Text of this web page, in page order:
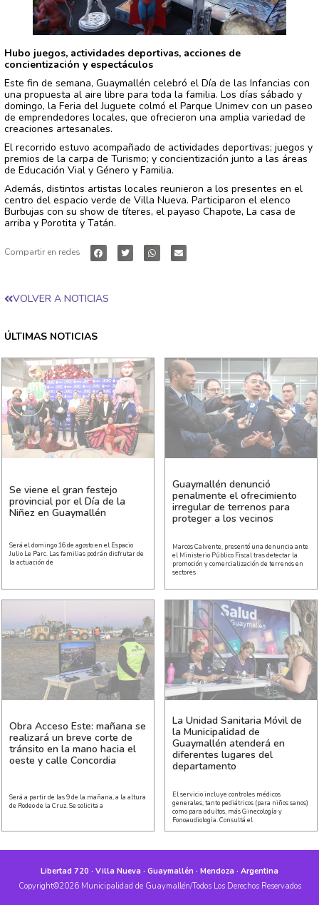
Hubo juegos, actividades deportivas, acciones de
concientización y espectáculos
Este fin de semana, Guaymallén celebró el Día de las Infancias con
una propuesta al aire libre para toda la familia. Los días sábado y
domingo, la Feria del Juguete colmó el Parque Unimev con un paseo
de emprendedores locales, que ofrecieron una amplia variedad de
creaciones artesanales.
El recorrido estuvo acompañado de actividades deportivas; juegos y
premios de la carpa de Turismo; y concientización junto a las áreas
de Educación Vial y Género y Familia.
Además, distintos artistas locales reunieron a los presentes en el
centro del espacio verde de Villa Nueva. Participaron el elenco
Burbujas con su show de títeres, el payaso Chapote, La casa de
arriba y Porotita y Tatán.
Compartir en redes
VOLVER A NOTICIAS
ÚLTIMAS NOTICIAS
Se viene el gran festejo
provincial por el Día de la
Niñez en Guaymallén
Será el domingo 16 de agosto en el Espacio
Julio Le Parc. Las familias podrán disfrutar de
la actuación de
Guaymallén denunció
penalmente el ofrecimiento
irregular de terrenos para
proteger a los vecinos
Marcos Calvente, presentó una denuncia ante
el Ministerio Público Fiscal tras detectar la
promoción y comercialización de terrenos en
sectores
Obra Acceso Este: mañana se
realizará un breve corte de
tránsito en la mano hacia el
oeste y calle Concordia
Será a partir de las 9 de la mañana, a la altura
de Rodeo de la Cruz. Se solicita a
La Unidad Sanitaria Móvil de
la Municipalidad de
Guaymallén atenderá en
diferentes lugares del
departamento
El servicio incluye controles médicos
generales, tanto pediátricos (para niños sanos)
como para adultos, más Ginecología y
Fonoaudiología. Consultá el
Libertad 720 · Villa Nueva · Guaymallén · Mendoza · Argentina
Copyright©2026 Municipalidad de Guaymallén/Todos Los Derechos Reservados